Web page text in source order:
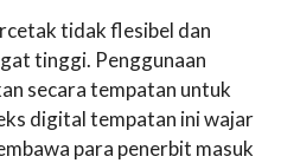
tidak flesibel dan
tinggi. Penggunaan
secara tempatan untuk
digital tempatan ini wajar
para penerbit masuk